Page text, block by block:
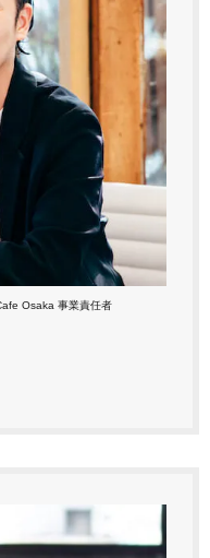
Osaka 事業責任者